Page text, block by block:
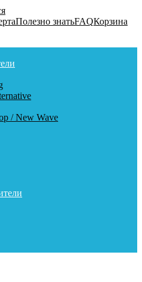
Полезно знатьFAQКорзина
/ New Wave